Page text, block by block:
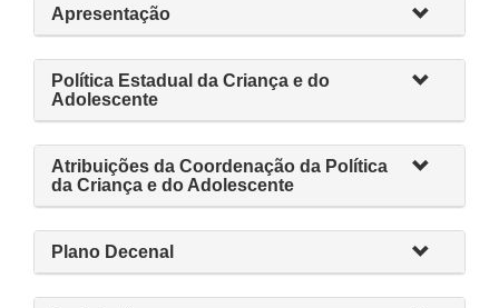
Apresentação
Política Estadual da Criança e do
Adolescente
Atribuições da Coordenação da Política
da Criança e do Adolescente
Plano Decenal